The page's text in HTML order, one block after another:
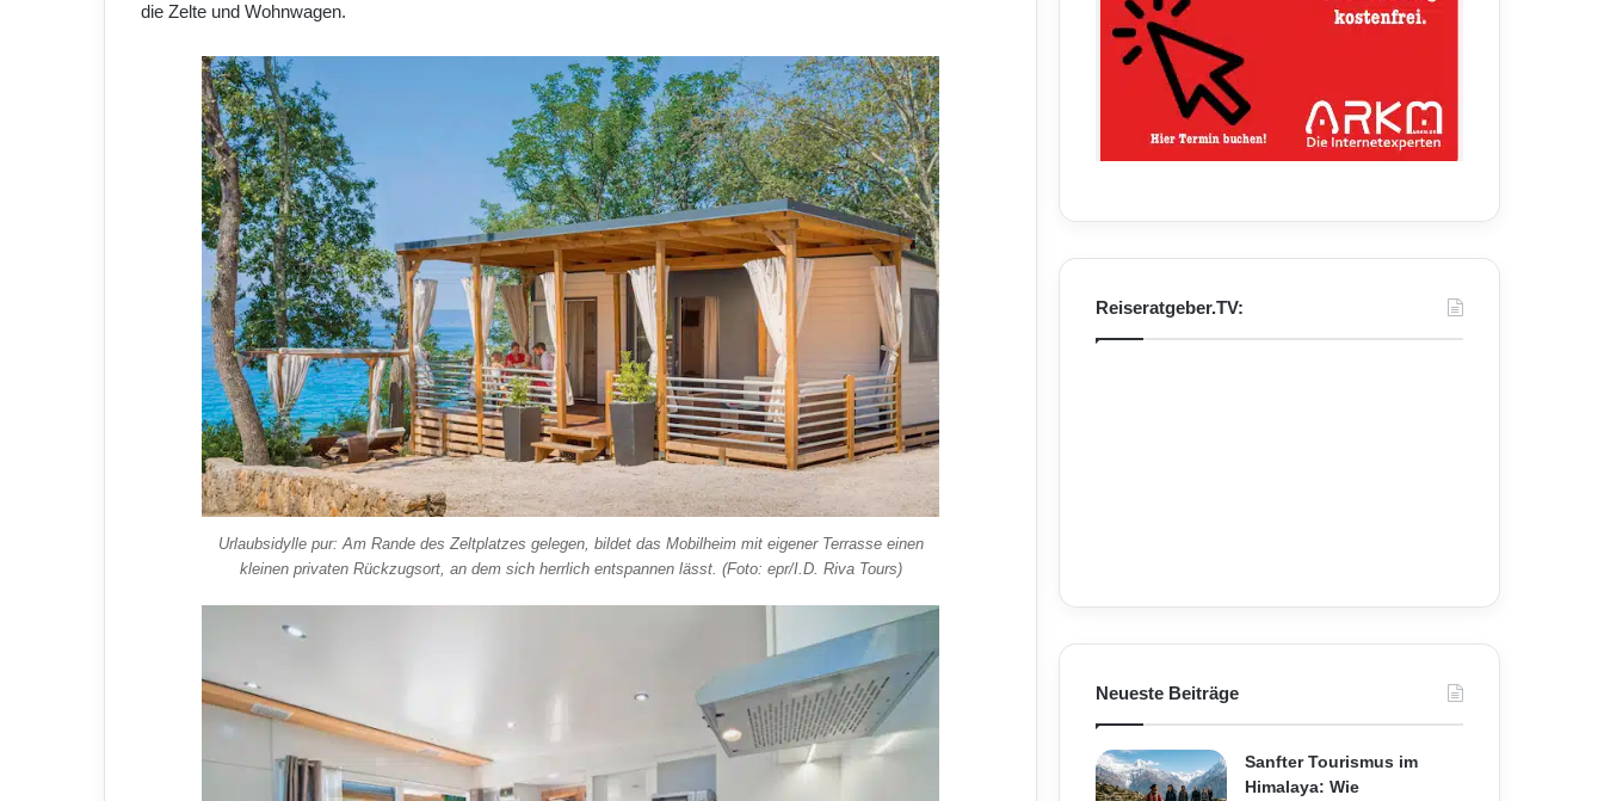
die Zelte und Wohnwagen.
Urlaubsidylle pur: Am Rande des Zeltplatzes gelegen, bildet das Mobilheim mit eigener Terrasse einen
kleinen privaten Rückzugsort, an dem sich herrlich entspannen lässt. (Foto: epr/I.D. Riva Tours)
Reiseratgeber.TV:
Neueste Beiträge
Sanfter Tourismus im
Himalaya: Wie